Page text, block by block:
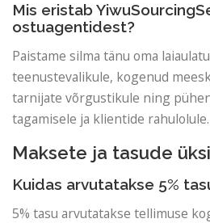
Mis eristab
ostuagentidest?
Paistame silma tänu oma
teenustevalikule, kogenud
tarnijate võrgustikule ning
tagamisele ja klientide rahulolule.
Maksete ja tasude
Kuidas arvutatakse 5%
5% tasu arvutatakse tellimuse